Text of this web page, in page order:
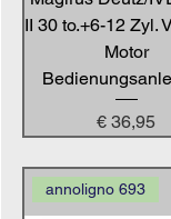
II 30 to.+6-12 Zyl.
Motor
Preis
€ 36,95
annoligno 693